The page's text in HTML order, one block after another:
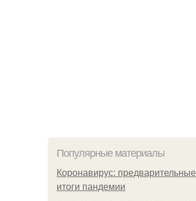
Популярные материалы
Коронавирус: предварительные
итоги пандемии